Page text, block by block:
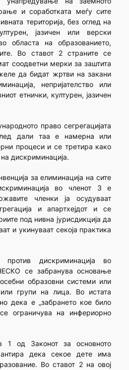
и соработката меѓу сите
територија, без оглед на
јазичен или верски
областа на образованието,
Во ставот 2 страните се
соодветни мерки за заштита
да бидат жртви на закани
непријателство или
етнички, културен, јазичен
право сегрегацијата
дали таа е намерна или
процеси и се третира како
дискриминација.
за елиминација на сите
во членот 3 е
членки ја осудуваат
и апартхејдот и се
под нивна јурисдикција да
и укинуваат секоја практика
дискриминација во
се забранува основање
образовни системи или
групи на лица. Во истата
дека е „забрането кое било
ограничува на инфериорно
1 од Законот за основното
дека секое дете има
Во ставот 2 на овој